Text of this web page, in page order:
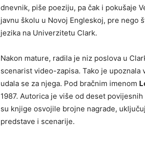
dnevnik, piše poeziju, pa čak i pokušaje
javnu školu u Novoj Engleskoj, pre nego
jezika na Univerzitetu Clark.
Nakon mature, radila je niz poslova u
scenarist video-zapisa. Tako je
udala se za njega. Pod bračnim imenom
1987. Autorica je više od deset
su knjige osvojile brojne nagrade,
predstave i scenarije.